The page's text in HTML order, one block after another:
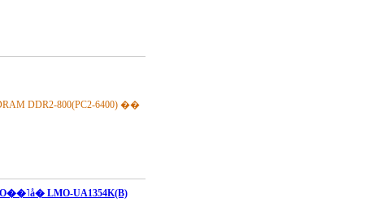
DDR2-800(PC2-6400) ��
LMO-UA1354K(B)